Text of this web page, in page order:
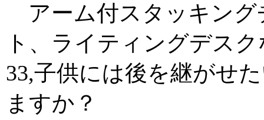
アーム付スタッキング
ト、ライティングデス
33,子供には後を継がせ
ますか？